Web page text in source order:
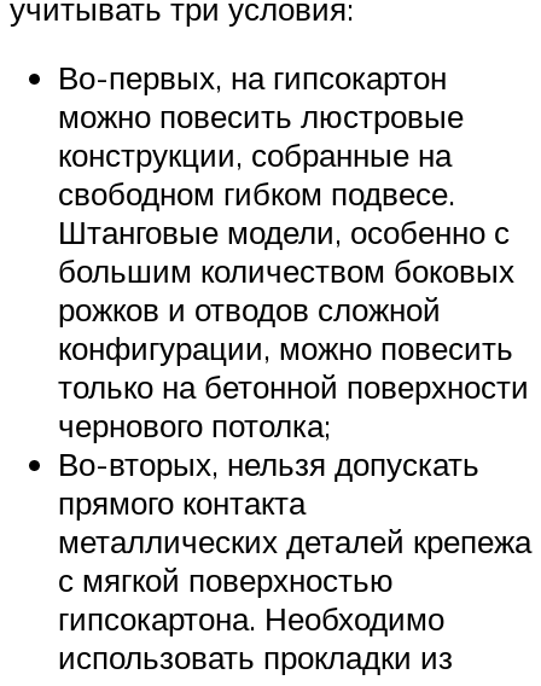
учитывать три условия:
Во-первых, на гипсокартон
можно повесить люстровые
конструкции, собранные на
свободном гибком подвесе.
Штанговые модели, особенно с
большим количеством боковых
рожков и отводов сложной
конфигурации, можно повесить
только на бетонной поверхности
чернового потолка;
Во-вторых, нельзя допускать
прямого контакта
металлических деталей крепежа
с мягкой поверхностью
гипсокартона. Необходимо
использовать прокладки из